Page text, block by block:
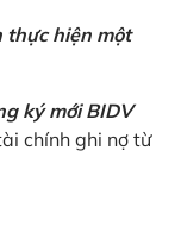
thực hiện một
ký mới BIDV
chính ghi nợ từ